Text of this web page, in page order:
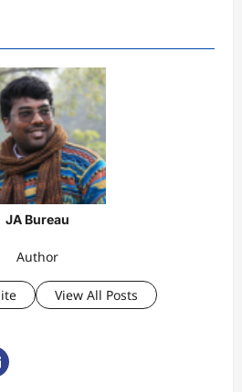
JA Bureau
Author
View All Posts